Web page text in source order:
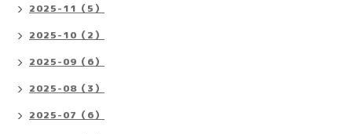
2025-11（5）
2025-10（2）
2025-09（6）
2025-08（3）
2025-07（6）